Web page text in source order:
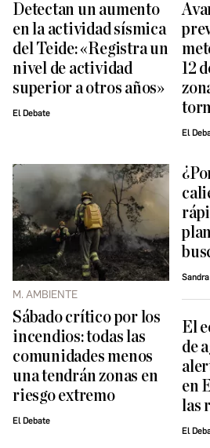
Detectan un aumento
en la actividad sísmica
del Teide: «Registra un
nivel de actividad
superior a otros años»
El Debate
12
El
M. AMBIENTE
Sábado crítico por los
incendios: todas las
comunidades menos
una tendrán zonas en
riesgo extremo
El Debate
El
de
en
las
El